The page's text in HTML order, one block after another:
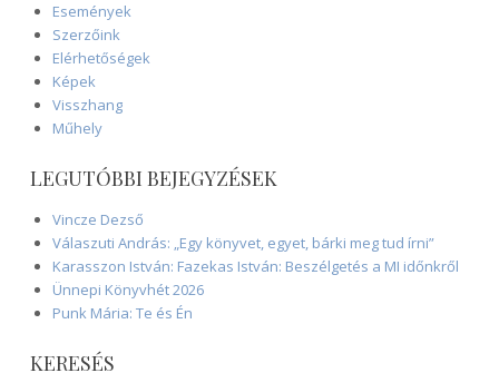
Események
Szerzőink
Elérhetőségek
Képek
Visszhang
Műhely
LEGUTÓBBI BEJEGYZÉSEK
Vincze Dezső
Válaszuti András: „Egy könyvet, egyet, bárki meg tud írni”
Karasszon István: Fazekas István: Beszélgetés a MI időnkről
Ünnepi Könyvhét 2026
Punk Mária: Te és Én
KERESÉS